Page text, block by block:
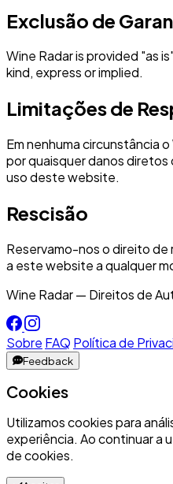
Exclusão de
Wine Radar is provided "as
kind, express or implied.
Limitações de
Em nenhuma circunstância
por quaisquer danos
uso deste website.
Rescisão
Reservamo-nos o direito de
a este website a qualquer
Wine Radar — Direitos de
Sobre FAQ Política de
Feedback
Cookies
Utilizamos cookies para
experiência. Ao continuar a
de cookies.